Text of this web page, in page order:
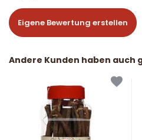
Eigene Bewertung erstellen
Andere Kunden haben auch